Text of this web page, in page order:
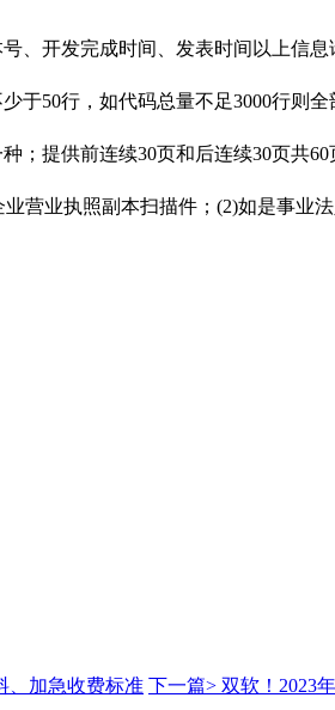
、开发完成时间、发表时间以上信息
于50行，如代码总量不足3000行则
提供前连续30页和后连续30页共
营业执照副本扫描件；(2)如是事
、加急收费标准 下一篇> 双软！2023